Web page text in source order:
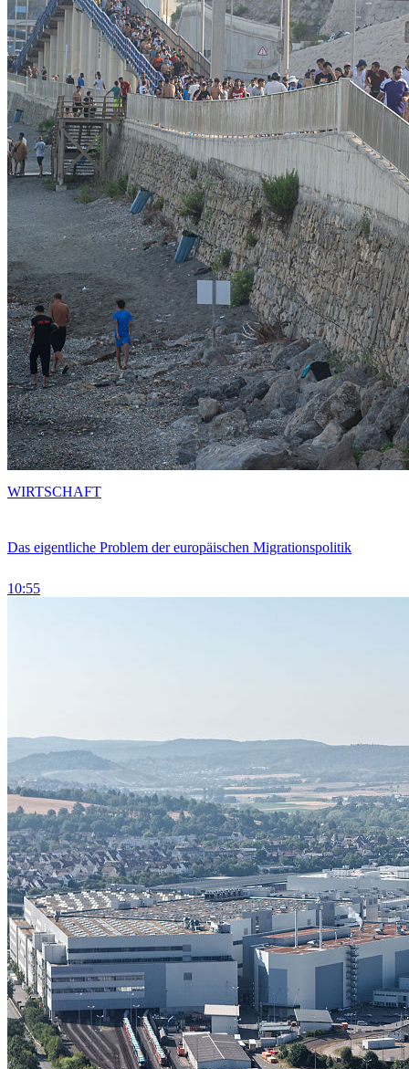
Das eigentliche Problem der europäischen Migrationspolitik
10:55
WIRTSCHAFT